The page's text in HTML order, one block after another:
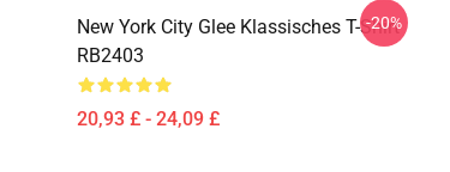
New York City Glee Klassisches T-Shirt
RB2403
20,93 £ - 24,09 £
-20%